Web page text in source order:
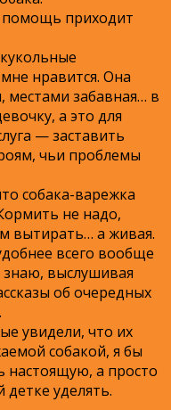
помощь приходит
нравится. Она
местами забавная… в
а это для
— заставить
чьи проблемы
собака-варежка
не надо,
вытирать… а живая.
всего вообще
знаю, выслушивая
об очередных
увидели, что их
собакой, я бы
настоящую, а просто
уделять.